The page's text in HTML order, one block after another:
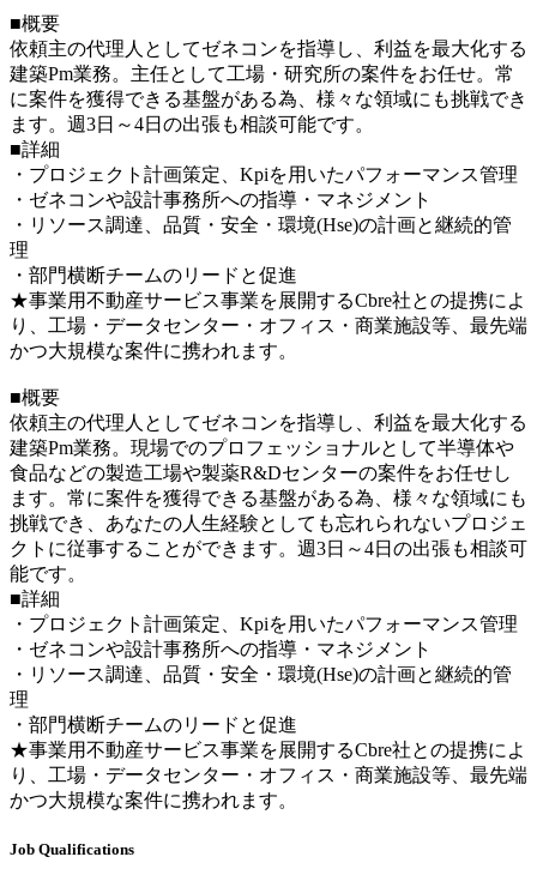
■概要
依頼主の代理人としてゼネコンを指導し、利益を最大化する
建築Pm業務。主任として工場・研究所の案件をお任せ。常
に案件を獲得できる基盤がある為、様々な領域にも挑戦でき
ます。週3日～4日の出張も相談可能です。
■詳細
・プロジェクト計画策定、Kpiを用いたパフォーマンス管理
・ゼネコンや設計事務所への指導・マネジメント
・リソース調達、品質・安全・環境(Hse)の計画と継続的管
理
・部門横断チームのリードと促進
★事業用不動産サービス事業を展開するCbre社との提携によ
り、工場・データセンター・オフィス・商業施設等、最先端
かつ大規模な案件に携われます。
■概要
依頼主の代理人としてゼネコンを指導し、利益を最大化する
建築Pm業務。現場でのプロフェッショナルとして半導体や
食品などの製造工場や製薬R&Dセンターの案件をお任せし
ます。常に案件を獲得できる基盤がある為、様々な領域にも
挑戦でき、あなたの人生経験としても忘れられないプロジェ
クトに従事することができます。週3日～4日の出張も相談可
能です。
■詳細
・プロジェクト計画策定、Kpiを用いたパフォーマンス管理
・ゼネコンや設計事務所への指導・マネジメント
・リソース調達、品質・安全・環境(Hse)の計画と継続的管
理
・部門横断チームのリードと促進
★事業用不動産サービス事業を展開するCbre社との提携によ
り、工場・データセンター・オフィス・商業施設等、最先端
かつ大規模な案件に携われます。
Job Qualifications